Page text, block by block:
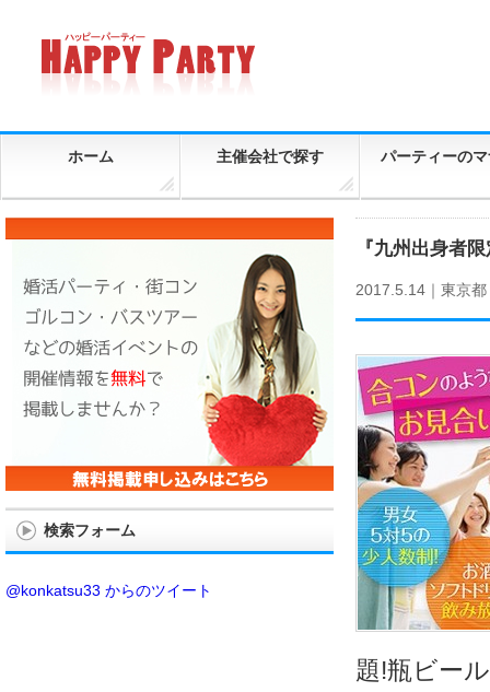
ホーム 主催会社で探す パーティーの
『九州出身者
2017.5.14｜ 東京都
題!瓶ビー
検索フォーム
@konkatsu33 からのツイート